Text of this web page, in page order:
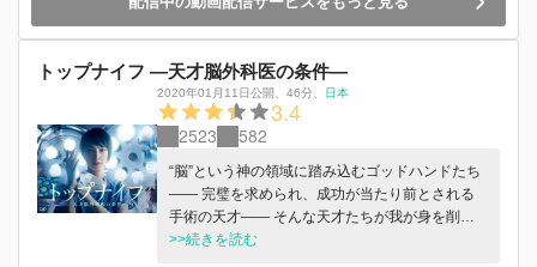
イツから帰国する。 主人公の武良井は、他人の
ちょっとした身なりや言動の違和感も見抜く抜群
もつ敏腕の院内刑事。医師や看護師をはじめ、患
者の病状など情報を全て把握するほどの記憶能力
を持ち併せる。人たらしな一面もあり、医師や患
者から院内の情報を収集することも。その反面、
歯に衣着せぬ無頓着な物言いで院内ではさまざま
なトラブルを起こしてしまう。警視庁捜査一課の
エリートでありながら警察を辞し、警察OBが多
い院内交番勤務に自ら志願。捜査一課刑事という
トップナイフ ―天才脳外科医の条件―
2020年01月11日公開、 46分、 日本
3.4
2523 582
“脳”という神の領域に踏み込むゴッドハンドたち
―― 完璧を求められ、成功が当たり前とされる
手術の天才―― そんな天才たちが我が身を削
り、 追い求めるその先にあるものは...“トップナ
>>続きを読む